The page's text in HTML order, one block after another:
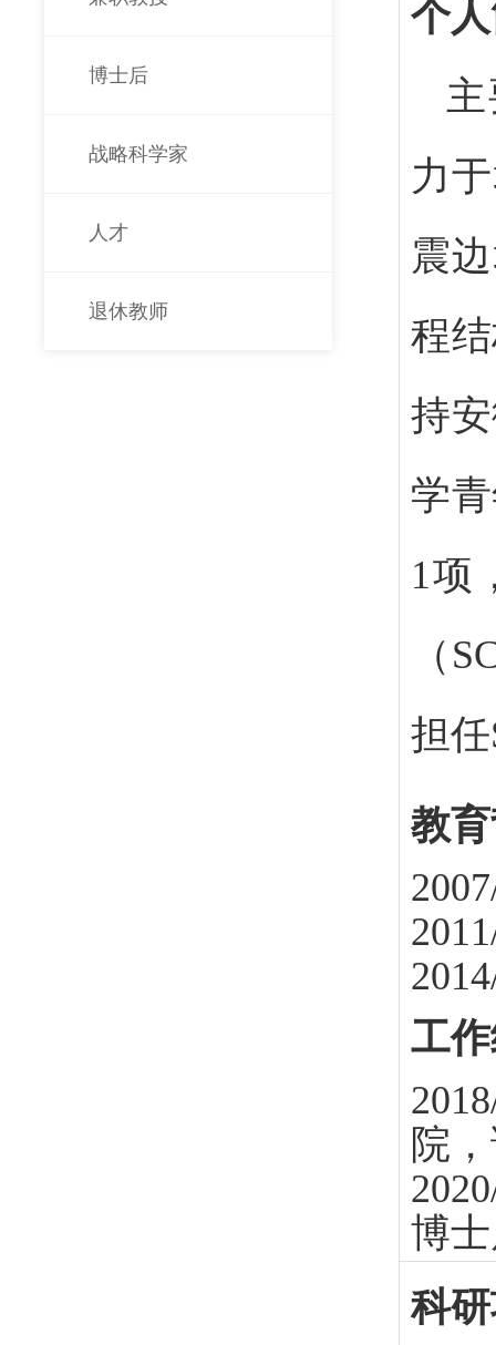
博士后
战略科学家
人才
退休教师
个
力
震
程
持
学
1项
（
担
教
工
院
博
科